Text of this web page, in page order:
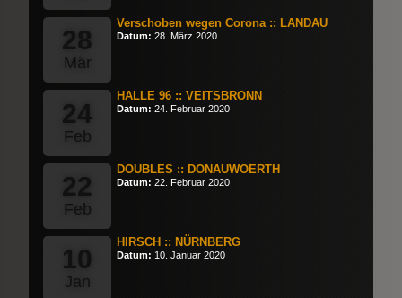
28
Mär
Verschoben wegen Corona :: LANDAU
Datum: 28. März 2020
24
Feb
HALLE 96 :: VEITSBRONN
Datum: 24. Februar 2020
22
Feb
DOUBLES :: DONAUWOERTH
Datum: 22. Februar 2020
10
Jan
HIRSCH :: NÜRNBERG
Datum: 10. Januar 2020